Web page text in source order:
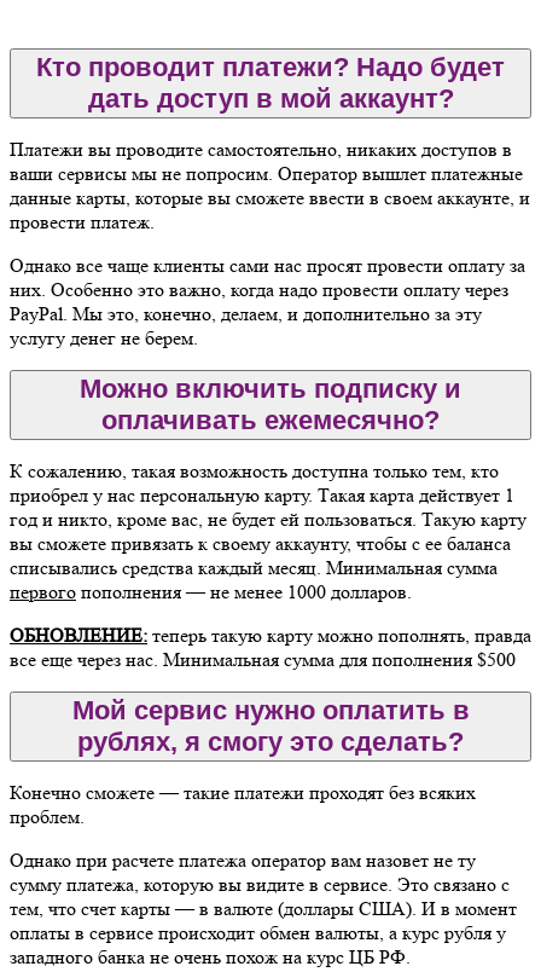
Кто проводит платежи? Надо будет
дать доступ в мой аккаунт?
Платежи вы проводите самостоятельно, никаких доступов в
ваши сервисы мы не попросим. Оператор вышлет платежные
данные карты, которые вы сможете ввести в своем аккаунте, и
провести платеж.
Однако все чаще клиенты сами нас просят провести оплату за
них. Особенно это важно, когда надо провести оплату через
PayPal. Мы это, конечно, делаем, и дополнительно за эту
услугу денег не берем.
Можно включить подписку и
оплачивать ежемесячно?
К сожалению, такая возможность доступна только тем, кто
приобрел у нас персональную карту. Такая карта действует 1
год и никто, кроме вас, не будет ей пользоваться. Такую карту
вы сможете привязать к своему аккаунту, чтобы с ее баланса
списывались средства каждый месяц. Минимальная сумма
первого пополнения — не менее 1000 долларов.
ОБНОВЛЕНИЕ: теперь такую карту можно пополнять, правда
все еще через нас. Минимальная сумма для пополнения $500
Мой сервис нужно оплатить в
рублях, я смогу это сделать?
Конечно сможете — такие платежи проходят без всяких
проблем.
Однако при расчете платежа оператор вам назовет не ту
сумму платежа, которую вы видите в сервисе. Это связано с
тем, что счет карты — в валюте (доллары США). И в момент
оплаты в сервисе происходит обмен валюты, а курс рубля у
западного банка не очень похож на курс ЦБ РФ.